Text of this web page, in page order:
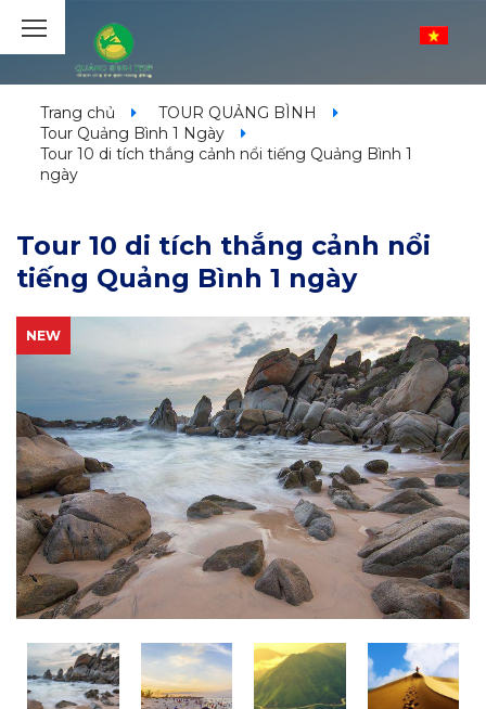
Trang chủ
TOUR QUẢNG BÌNH
Tour Quảng Bình 1 Ngày
Tour 10 di tích thắng cảnh nổi tiếng Quảng Bình 1
ngày
Tour 10 di tích thắng cảnh nổi
tiếng Quảng Bình 1 ngày
NEW